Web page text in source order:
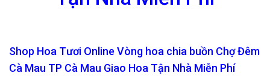
Shop Hoa Tươi Online Vòng hoa chia buồn Chợ Đêm
Cà Mau TP Cà Mau Giao Hoa Tận Nhà Miễn Phí